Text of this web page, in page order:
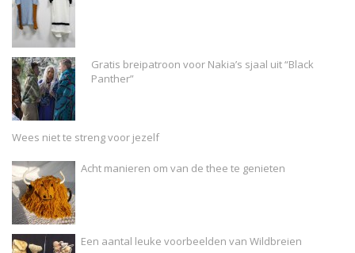
Gratis breipatroon voor Nakia’s sjaal uit “Black
Panther”
Wees niet te streng voor jezelf
Acht manieren om van de thee te genieten
Een aantal leuke voorbeelden van Wildbreien